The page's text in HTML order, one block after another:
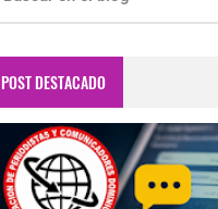
POST DESTACADO